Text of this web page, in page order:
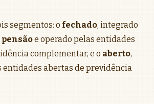
segmentos: o fechado, integrado
e operado pelas entidades
complementar, e o aberto,
entidades abertas de previdência